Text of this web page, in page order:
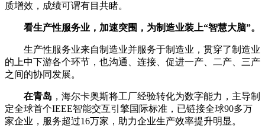
质增效，成绩可谓有目共睹。
看生产性服务业，加速突围，为制造业装上“智慧大脑”。
生产性服务业来自制造业并服务于制造业，贯穿了制造业
的上中下游各个环节，也沟通、连接、促进一产、二产、三产
之间的协同发展。
在青岛 ，海尔卡奥斯将工厂经验转化为数字能力，主导制
定全球首个IEEE智能交互引擎国际标准，已链接全球90多万
家企业，服务超过16万家，助力企业生产效率提升明显。